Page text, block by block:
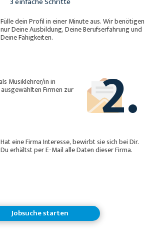
Fülle dein Profil in einer Minute aus. Wir benötigen
nur Deine Ausbildung, Deine Berufserfahrung und
Deine Fähigkeiten.
2.
Hat eine Firma Interesse, bewirbt sie sich bei Dir.
Du erhältst per E-Mail alle Daten dieser Firma.
Jobsuche starten